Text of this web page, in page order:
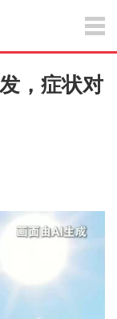
，症状对